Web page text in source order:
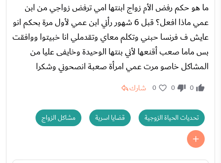
ما هو حكم رفض الأم زواج ابنتها امي ترفض زواجي من ابن
عمي ماذا افعل؟ قبل 6 شهور رأني ابن عمي لأول مرة بحكم انو
عايش ف فرنسا حبني وتكلم معاي وتقدملي انا خبيتوا ووافقت
بس ماما صعب أقنعها لأني بنتها الوحيدة وخايفى عليا من
المشاكل خاصو مرت عمي امرأة صعبة انصحوني وشكرا
0
0
0 شارك
تحديات الحياة الزوجية قضايا اسرية مشاكل الزواج